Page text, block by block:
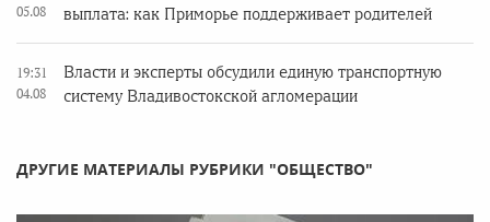
05.08
выплата: как Приморье поддерживает родителей
19:31
04.08
Власти и эксперты обсудили единую транспортную
систему Владивостокской агломерации
ДРУГИЕ МАТЕРИАЛЫ РУБРИКИ "ОБЩЕСТВО"